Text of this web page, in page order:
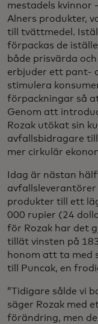
mestadels kvinnor
Alners produkter,
till tvättmedel.
förpackas de
både prisvärda
erbjuder ett pant-
stimulera
förpackningar så
Genom att
Rozak utökat sin
avfallsbidragare
mer cirkulär
Idag är nästan
avfallsleverantörer
produkter till ett
000 rupier (24
för Rozak har det
tillät vinsten på
honom att ta med
till Puncak, en
”Tidigare sålde vi
säger Rozak med
förändring, men